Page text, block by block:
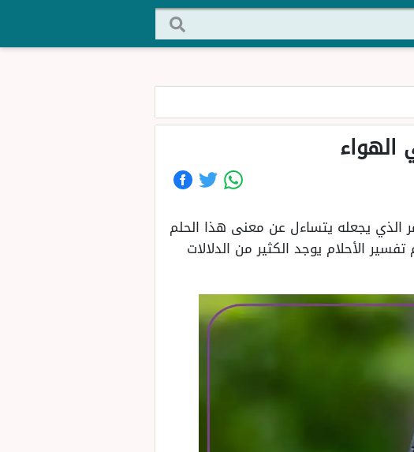
الهواء
الذي يجعله يتساءل عن معنى هذا الحلم
الأحلام يوجد الكثير من الدلالات